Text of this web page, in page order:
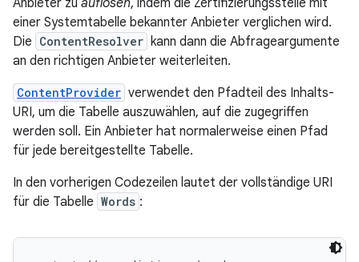
einer Systemtabelle bekannter Anbieter verglichen wird.
Die ContentResolver kann dann die Abfrageargumente
an den richtigen Anbieter weiterleiten.
ContentProvider verwendet den Pfadteil des Inhalts-
URI, um die Tabelle auszuwählen, auf die zugegriffen
werden soll. Ein Anbieter hat normalerweise einen Pfad
für jede bereitgestellte Tabelle.
In den vorherigen Codezeilen lautet der vollständige URI
für die Tabelle Words :